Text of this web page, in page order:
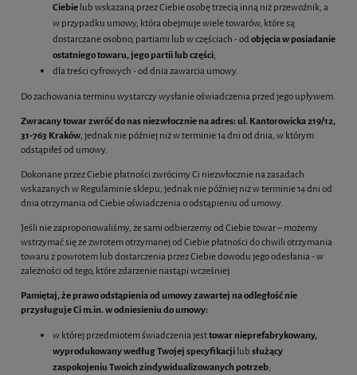
Ciebielub wskazaną przez Ciebie osobę trzecią inną niż przewoźnik, a
w przypadku umowy, która obejmuje wiele towarów, które są
dostarczane osobno, partiami lub w częściach - odobjęcia w posiadanie
ostatniego towaru, jego partii lub części;
dla treści cyfrowych - od dnia zawarcia umowy.
Do zachowania terminu wystarczy wysłanie oświadczenia przed jego upływem.
Zwracany towar zwróć do nas niezwłocznie na adres: ul. Kantorowicka 219/12,
31-763 Kraków, jednak nie później niż w terminie 14 dni od dnia, w którym
odstąpiłeś od umowy.
Dokonane przez Ciebie płatności zwrócimy Ci niezwłocznie na zasadach
wskazanych w Regulaminie sklepu, jednak nie później niż w terminie 14 dni od
dnia otrzymania od Ciebie oświadczenia o odstąpieniu od umowy.
Jeśli nie zaproponowaliśmy, że sami odbierzemy od Ciebie towar – możemy
wstrzymać się ze zwrotem otrzymanej od Ciebie płatności do chwili otrzymania
towaru z powrotem lub dostarczenia przez Ciebie dowodu jego odesłania - w
zależności od tego, które zdarzenie nastąpi wcześniej.
Pamiętaj, że prawo odstąpienia od umowy zawartej na odległość nie
przysługuje Ci m.in. w odniesieniu do umowy:
w której przedmiotem świadczenia jesttowar nieprefabrykowany,
wyprodukowany według Twojej specyfikacjilubsłużący
zaspokojeniu Twoich zindywidualizowanych potrzeb;